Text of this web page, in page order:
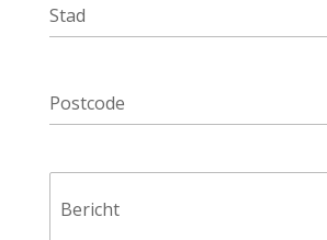
Stad
Postcode
Bericht